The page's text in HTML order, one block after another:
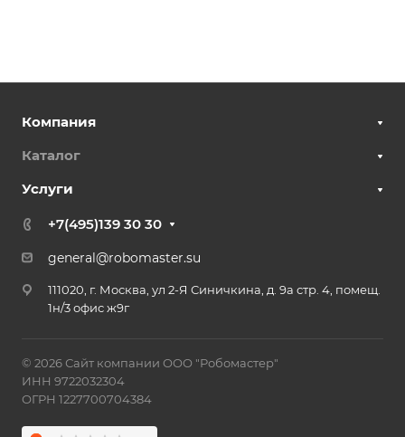
Компания
Каталог
Услуги
+7(495)139 30 30
general@robomaster.su
111020, г. Москва, ул 2-Я Синичкина, д. 9а стр. 4, помещ.
1н/3 офис ж9г
© 2026 Сайт компании ООО "Робомастер"
ИНН 9722032304
ОГРН 1227700704384